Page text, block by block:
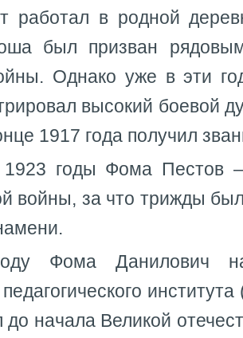
работал в родной
был призван
Однако уже в эти
высокий боевой
1917 года получил
годы Фома Пестов –
войны, за что трижды
Фома Данилович
педагогического
до начала Великой